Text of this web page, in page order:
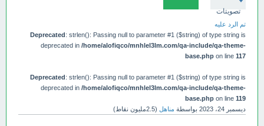
تصويتات
تم الرد عليه
Deprecated: strlen(): Passing null to parameter #1 ($string) of type string is
deprecated in /home/alofiqco/mnhlel3lm.com/qa-include/qa-theme-
base.php on line 117
Deprecated: strlen(): Passing null to parameter #1 ($string) of type string is
deprecated in /home/alofiqco/mnhlel3lm.com/qa-include/qa-theme-
base.php on line 119
ديسمبر 24، 2023
بواسطة مناهل (2.5مليون نقاط)